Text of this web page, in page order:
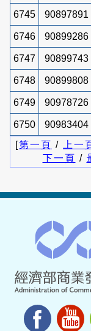
6745 90897891
6746 90899286
6747 90899743
6748 90899808
6749 90978726
6750 90983404
[第一頁 / 上一
下一頁 /